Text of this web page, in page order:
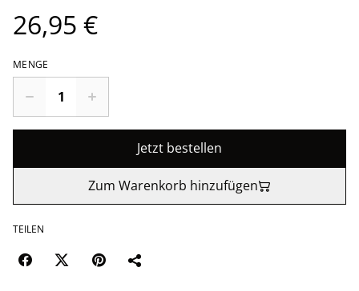
26,95 €
MENGE
Jetzt bestellen
Zum Warenkorb hinzufügen
TEILEN